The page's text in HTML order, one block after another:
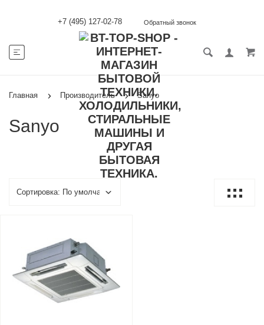
+7 (495) 127-02-78 Обратный звонок
Главная Производитель Sanyo
Sanyo